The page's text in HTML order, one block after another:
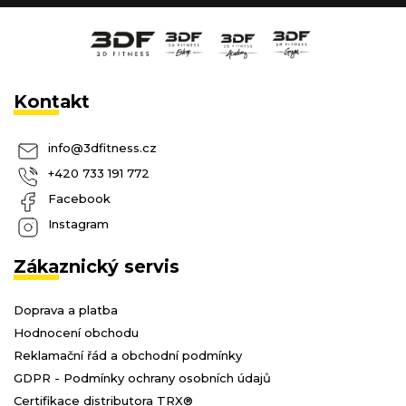
Kontakt
info@3dfitness.cz
+420 733 191 772
Facebook
Instagram
Zákaznický servis
Doprava a platba
Hodnocení obchodu
Reklamační řád a obchodní podmínky
GDPR - Podmínky ochrany osobních údajů
Certifikace distributora TRX®